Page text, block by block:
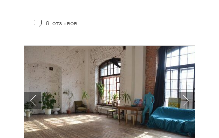
8 отзывов